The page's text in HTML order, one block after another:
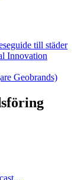
till städer
Innovation
Geobrands)